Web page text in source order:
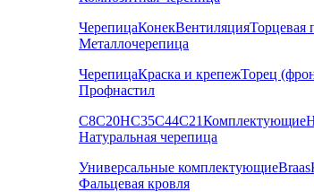
ЧерепицаКонекВентиляцияТорцевая
Металлочерепица
ЧерепицаКраска и крепежТорец
Профнастил
С8С20НС35С44С21Комплектующие
Натуральная черепица
Универсальные комплектующиеBraas
Фальцевая кровля